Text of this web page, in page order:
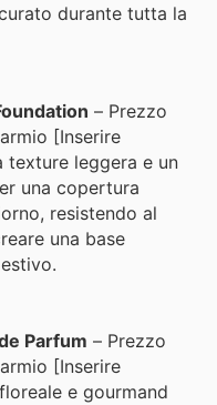
durante tutta la
– Prezzo
[Inserire
texture leggera e un
una copertura
resistendo al
una base
Parfum – Prezzo
[Inserire
e gourmand